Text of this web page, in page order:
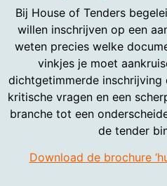
Bij House of Tenders
willen inschrijven op een
weten precies welke
vinkjes je moet
dichtgetimmerde inschrijving
kritische vragen en een
branche tot een
de tender
Download de brochure